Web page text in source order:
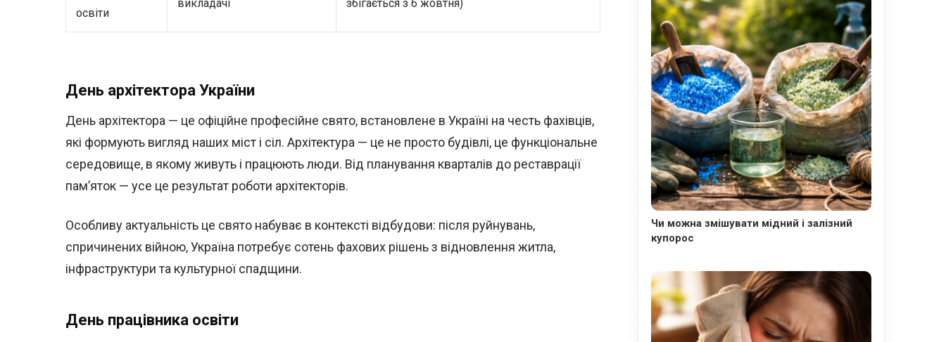
освіти
викладачі
збігається з 6 жовтня)
День архітектора України
День архітектора — це офіційне професійне свято, встановлене в Україні на честь фахівців,
які формують вигляд наших міст і сіл. Архітектура — це не просто будівлі, це функціональне
середовище, в якому живуть і працюють люди. Від планування кварталів до реставрації
пам’яток — усе це результат роботи архітекторів.
Особливу актуальність це свято набуває в контексті відбудови: після руйнувань,
спричинених війною, Україна потребує сотень фахових рішень з відновлення житла,
інфраструктури та культурної спадщини.
День працівника освіти
Чи можна змішувати мідний і залізний
купорос